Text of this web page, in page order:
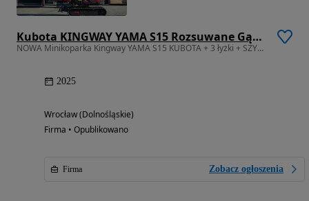
Kubota KINGWAY YAMA S15 Rozsuwane Gąsienice
NOWA Minikoparka Kingway YAMA S15 KUBOTA + 3 łyżki + SZYBKOZŁĄCZE
2025
Wrocław (Dolnośląskie)
Firma • Opublikowano
Firma Zobacz ogłoszenia